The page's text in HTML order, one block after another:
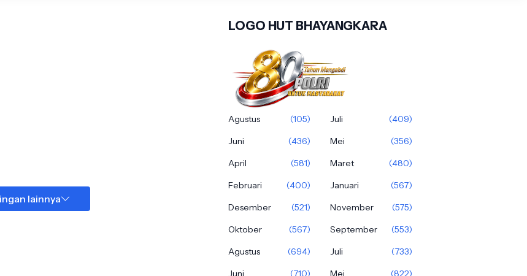
lainnya
LOGO HUT BHAYANGKARA
Agustus (105) Juli
(409)
Juni
(436) Mei
(356)
April
(581) Maret
(480)
Februari
(400) Januari
(567)
Desember
(521) November
(575)
Oktober
(567) September
(553)
Agustus
(694) Juli
(733)
Juni
(710) Mei
(822)